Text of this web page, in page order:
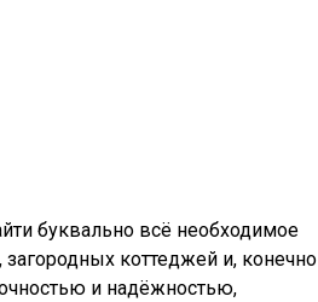
буквально всё необходимое
коттеджей и, конечно
и надёжностью,